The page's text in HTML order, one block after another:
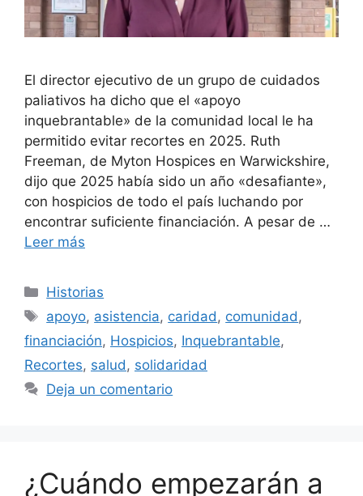
El director ejecutivo de un grupo de cuidados
paliativos ha dicho que el «apoyo
inquebrantable» de la comunidad local le ha
permitido evitar recortes en 2025. Ruth
Freeman, de Myton Hospices en Warwickshire,
dijo que 2025 había sido un año «desafiante»,
con hospicios de todo el país luchando por
encontrar suficiente financiación. A pesar de …
Leer más
Categorías
Historias
Etiquetas
apoyo, asistencia, caridad, comunidad,
financiación, Hospicios, Inquebrantable,
Recortes, salud, solidaridad
Deja un comentario
¿Cuándo empezarán a